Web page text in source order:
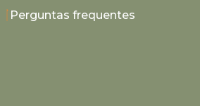
Perguntas frequentes